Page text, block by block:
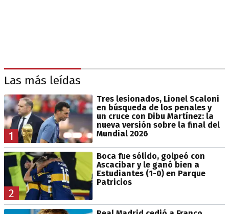
Las más leídas
1
Tres lesionados, Lionel Scaloni
en búsqueda de los penales y
un cruce con Dibu Martínez: la
nueva versión sobre la final del
Mundial 2026
2
Boca fue sólido, golpeó con
Ascacibar y le ganó bien a
Estudiantes (1-0) en Parque
Patricios